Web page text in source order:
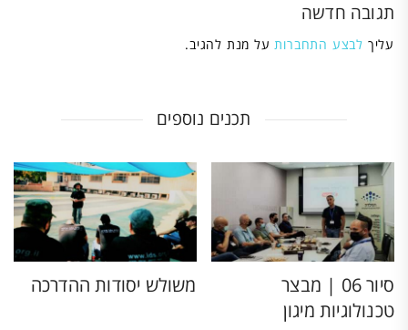
תגובה חדשה
עליך לבצע התחברותעל מנת להגיב.
תכנים נוספים
סיור 06 | מבצר
טכנולוגיות מיגון
משולש יסודות ההדרכה